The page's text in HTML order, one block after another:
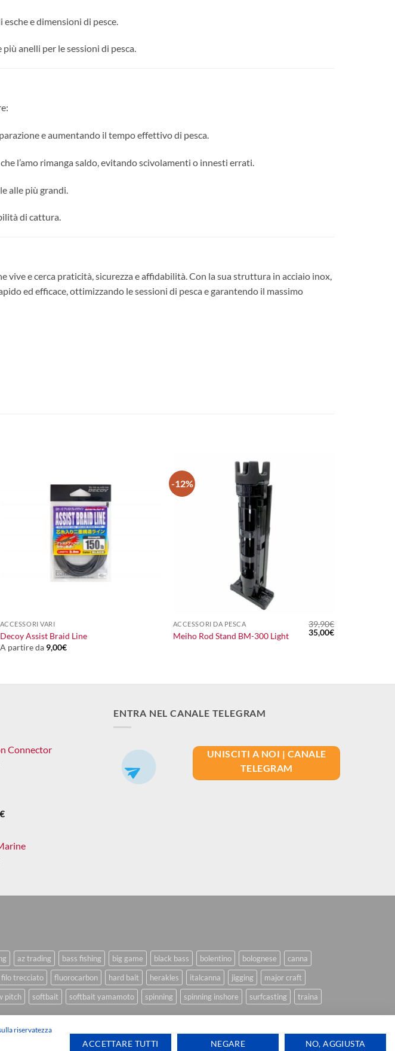
e dimensioni di pesce.
anelli per le sessioni di pesca.
e aumentando il tempo effettivo di pesca.
l’amo rimanga saldo, evitando scivolamenti o innesti errati.
alle più grandi.
di cattura.
vive e cerca praticità, sicurezza e affidabilità. Con la sua struttura in acciaio inox,
ed efficace, ottimizzando le sessioni di pesca e garantendo il massimo
ACCESSORI VARI
Decoy Assist Braid Line
A partire da 9,00€
-12%
ACCESSORI DA PESCA
Meiho Rod Stand BM-300 Light
39,90€
Il
prezzo
35,00€Il
Connector
€
ENTRA NEL CANALE TELEGRAM
UNISCITI A NOI | CANALE
TELEGRAM
az trading bass fishing big game black bass bolentino bolognese
canna
filo trecciato fluorocarbon hard bait herakles italcanna jigging
major craft
pitch softbait softbait yamamoto spinning spinning inshore surfcasting
traina
riservatezza
ACCETTARE TUTTI NEGARE NO, AGGIUSTA